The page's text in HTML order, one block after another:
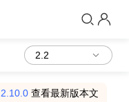
2.10.0 查看最新版本文